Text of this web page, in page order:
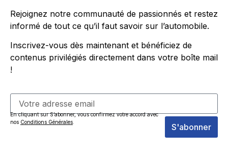
Rejoignez notre communauté de passionnés et restez
informé de tout ce qu’il faut savoir sur l’automobile.
Inscrivez-vous dès maintenant et bénéficiez de
contenus privilégiés directement dans votre boîte mail
!
S'abonner
En cliquant sur S’abonner, vous confirmez votre accord avec
nos Conditions Générales